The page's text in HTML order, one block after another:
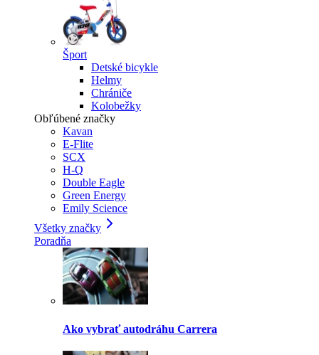
Šport
Detské bicykle
Helmy
Chrániče
Kolobežky
Obľúbené značky
Kavan
E-Flite
SCX
H-Q
Double Eagle
Green Energy
Emily Science
Všetky značky
Poradňa
Ako vybrať autodráhu Carrera